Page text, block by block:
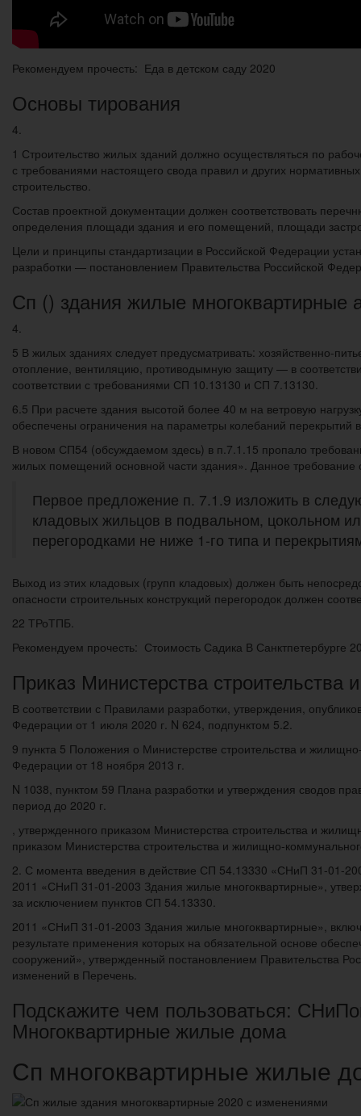
Рекомендуем прочесть: Еда в детском саду 2020
Основы тирования
4.
1 Строительство жилых зданий должно осуществляться по
с требованиями настоящего свода правил и других
строительство.
Состав проектной документации должен соответствовать
определения площади здания и его помещений, площади
Цели и принципы стандартизации в Российской Федерации
разработки — постановлением Правительства Российской
Сп () здания жилые многоквартирные
4.
5 В жилых зданиях следует предусматривать: хозяйственно-
отопление, вентиляцию, противодымную защиту — в
соответствии с требованиями СП 10.13130 и СП 7.13130.
6.5 При расчете здания высотой более 40 м на ветровую
обеспечены ограничения на параметры колебаний
В новом СП54 (обсуждаемом здесь) в п.7.1.15 пропало
жилых помещений основной части здания». Данное
Первое предложение п. 7.1.9 изложить в
кладовых жильцов в подвальном, цокольном
перегородками не ниже 1-го типа и
Выход из этих кладовых (групп кладовых) должен быть
опасности строительных конструкций перегородок должен
22 ТРоТПБ.
Рекомендуем прочесть: Стоимость Садика В Санктпетербурге
Приказ Министерства
В соответствии с Правилами разработки, утверждения,
Федерации от 1 июля 2020 г. N 624, подпунктом 5.2.
9 пункта 5 Положения о Министерстве строительства и
Федерации от 18 ноября 2013 г.
N 1038, пунктом 59 Плана разработки и утверждения сводов
период до 2020 г.
, утвержденного приказом Министерства строительства и
приказом Министерства строительства и жилищно-
2. С момента введения в действие СП 54.13330 «СНиП 31-01-
2011 «СНиП 31-01-2003 Здания жилые многоквартирные»,
за исключением пунктов СП 54.13330.
2011 «СНиП 31-01-2003 Здания жилые многоквартирные»,
результате применения которых на обязательной основе
сооружений», утвержденный постановлением Правительства
изменений в Перечень.
Подскажите чем пользоваться:
Многоквартирные жилые дома
Сп многоквартирные жилые